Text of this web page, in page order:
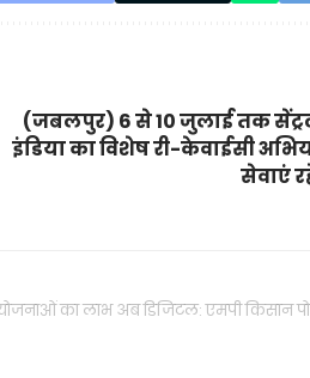
(जबलपुर) 6 से 10 जुलाई तक
इंडिया का विशेष री-केवाईसी
सेवाएं
का लाभ अब डिजिटल: एमपी किसान